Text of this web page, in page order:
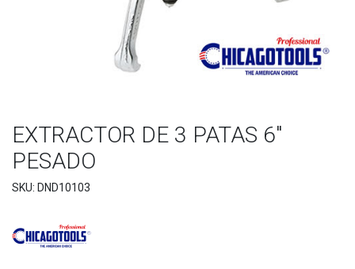
EXTRACTOR DE 3 PATAS 6"
PESADO
SKU: DND10103